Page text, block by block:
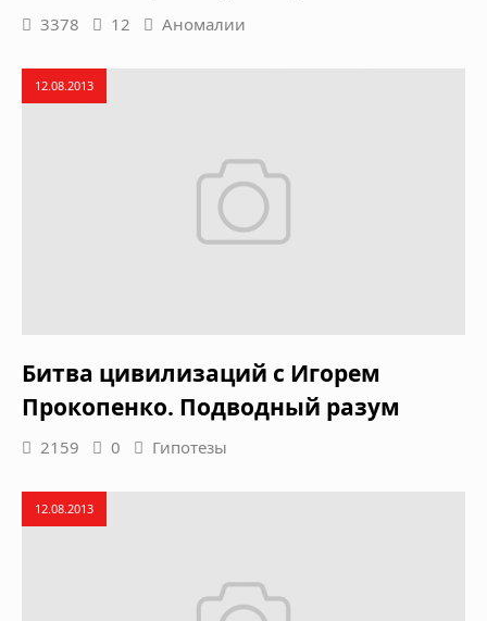
3378 12 Аномалии
12.08.2013
Битва цивилизаций с Игорем
Прокопенко. Подводный разум
2159 0 Гипотезы
12.08.2013